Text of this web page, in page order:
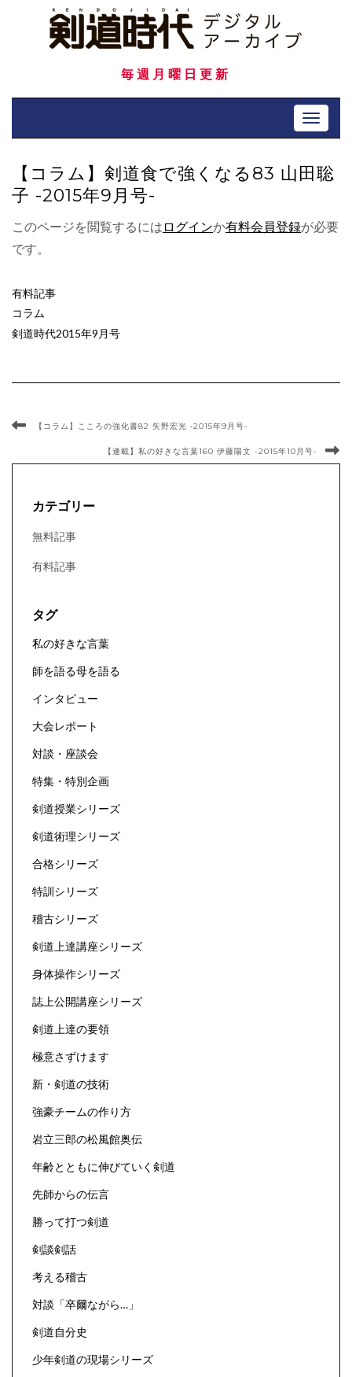
毎週月曜日更新
Toggle
【コラム】剣道食で強くなる83 山田聡
子 -2015年9月号-
このページを閲覧するには ログインか有料会員登録が必要
です。
有料記事
コラム
剣道時代2015年9月号
【コラム】こころの強化書82 矢野宏光 ‐2015年9月号-
【連載】私の好きな言葉160 伊藤陽文 -2015年10月号-
カテゴリー
無料記事
有料記事
タグ
私の好きな言葉
師を語る母を語る
インタビュー
大会レポート
対談・座談会
特集・特別企画
剣道授業シリーズ
剣道術理シリーズ
合格シリーズ
特訓シリーズ
稽古シリーズ
剣道上達講座シリーズ
身体操作シリーズ
誌上公開講座シリーズ
剣道上達の要領
極意さずけます
新・剣道の技術
強豪チームの作り方
岩立三郎の松風館奥伝
年齢とともに伸びていく剣道
先師からの伝言
勝って打つ剣道
剣談剣話
考える稽古
対談「卒爾ながら…」
剣道自分史
少年剣道の現場シリーズ